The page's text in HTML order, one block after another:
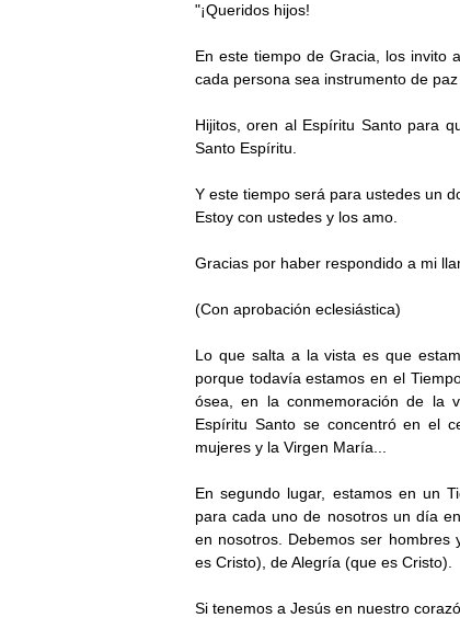
"¡Queridos hijos!
En este tiempo de Gracia, los invito
cada persona sea instrumento de
Hijitos, oren al Espíritu Santo para
Santo Espíritu.
Y este tiempo será para ustedes un
Estoy con ustedes y los amo.
Gracias por haber respondido a mi
(Con aprobación eclesiástica)
Lo que salta a la vista es que
porque todavía estamos en el
ósea, en la conmemoración de la
Espíritu Santo se concentró en el
mujeres y la Virgen María...
En segundo lugar, estamos en un
para cada uno de nosotros un día
en nosotros. Debemos ser
es Cristo), de Alegría (que es Cristo).
Si tenemos a Jesús en nuestro